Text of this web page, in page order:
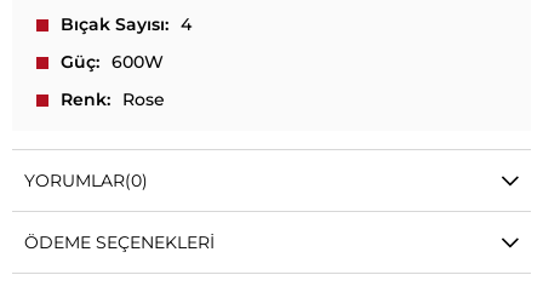
Bıçak Sayısı
4
Güç
600W
Renk
Rose
YORUMLAR(0)
ÖDEME SEÇENEKLERI